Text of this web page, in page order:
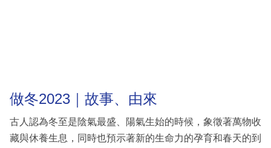
做冬2023｜故事、由來
古人認為冬至是陰氣最盛、陽氣生始的時候，象徵著萬物收
藏與休養生息，同時也預示著新的生命力的孕育和春天的到